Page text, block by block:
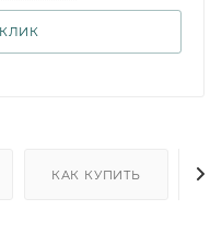
КАК КУПИТЬ